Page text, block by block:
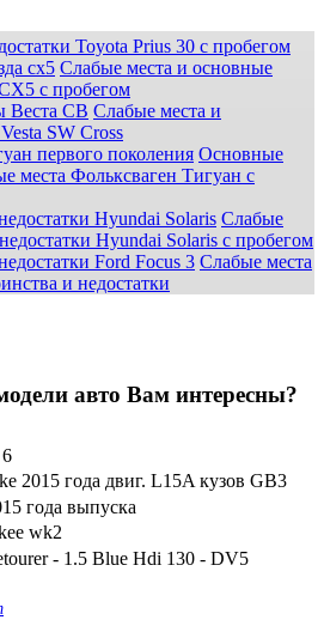
Toyota Prius 30 с пробегом
Слабые места и основные
с пробегом
Слабые места и
SW Cross
Основные
места Фольксваген Тигуан с
Слабые
Hyundai Solaris с пробегом
Слабые места
и недостатки
авто Вам интересны?
2015 года двиг. L15A кузов GB3
года выпуска
wk2
- 1.5 Blue Hdi 130 - DV5